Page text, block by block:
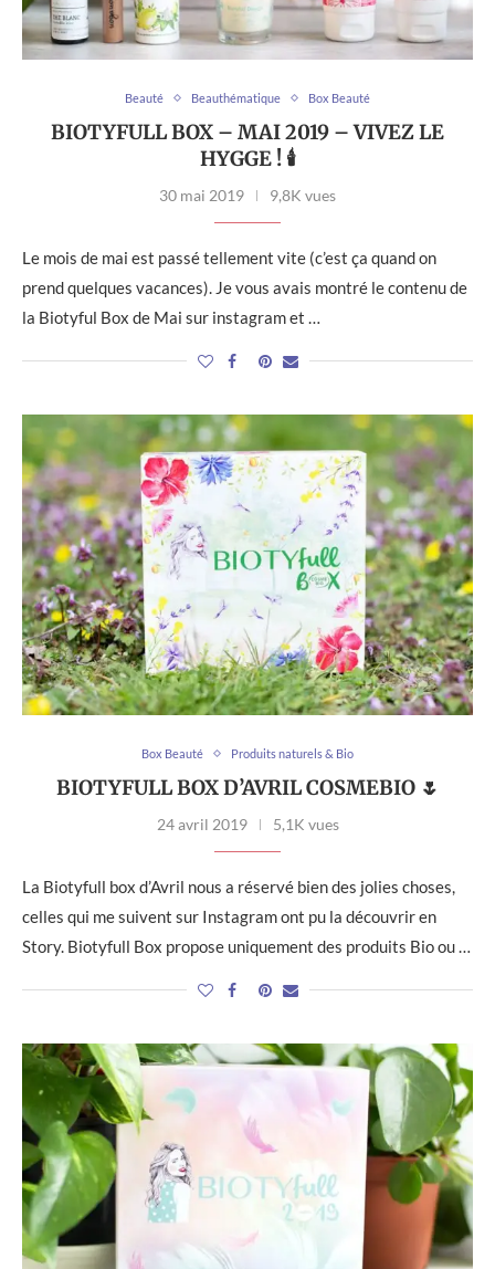
Beauté Beauthématique Box Beauté
BIOTYFULL BOX – MAI 2019 – VIVEZ LE
HYGGE ! 🕯
30 mai 2019 9,8K vues
Le mois de mai est passé tellement vite (c’est ça quand on
prend quelques vacances). Je vous avais montré le contenu de
la Biotyful Box de Mai sur instagram et …
Box Beauté Produits naturels & Bio
BIOTYFULL BOX D’AVRIL COSMEBIO 🌷
24 avril 2019 5,1K vues
La Biotyfull box d’Avril nous a réservé bien des jolies choses,
celles qui me suivent sur Instagram ont pu la découvrir en
Story. Biotyfull Box propose uniquement des produits Bio ou …